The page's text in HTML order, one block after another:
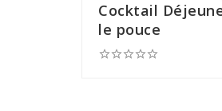
Cocktail
le pouce
